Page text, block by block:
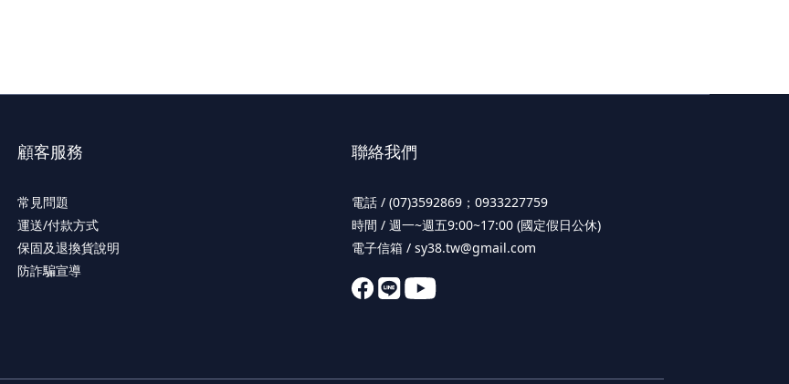
顧客服務
常見問題
運送/付款方式
保固及退換貨說明
防詐騙宣導
聯絡我們
電話 / (07)3592869；0933227759
時間 / 週一~週五9:00~17:00 (國定假日公休)
電子信箱 / sy38.tw@gmail.com